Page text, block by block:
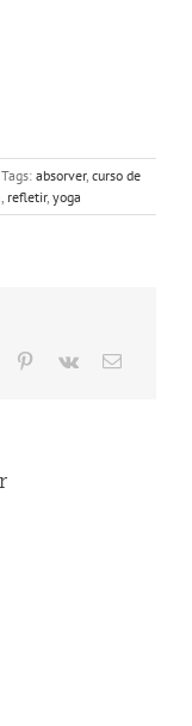
Tags: absorver, curso de
, refletir, yoga
Tumblr Pinterest
Vk Email